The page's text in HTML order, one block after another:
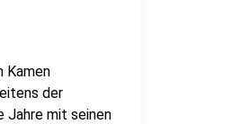
Kamen
der
Jahre mit seinen